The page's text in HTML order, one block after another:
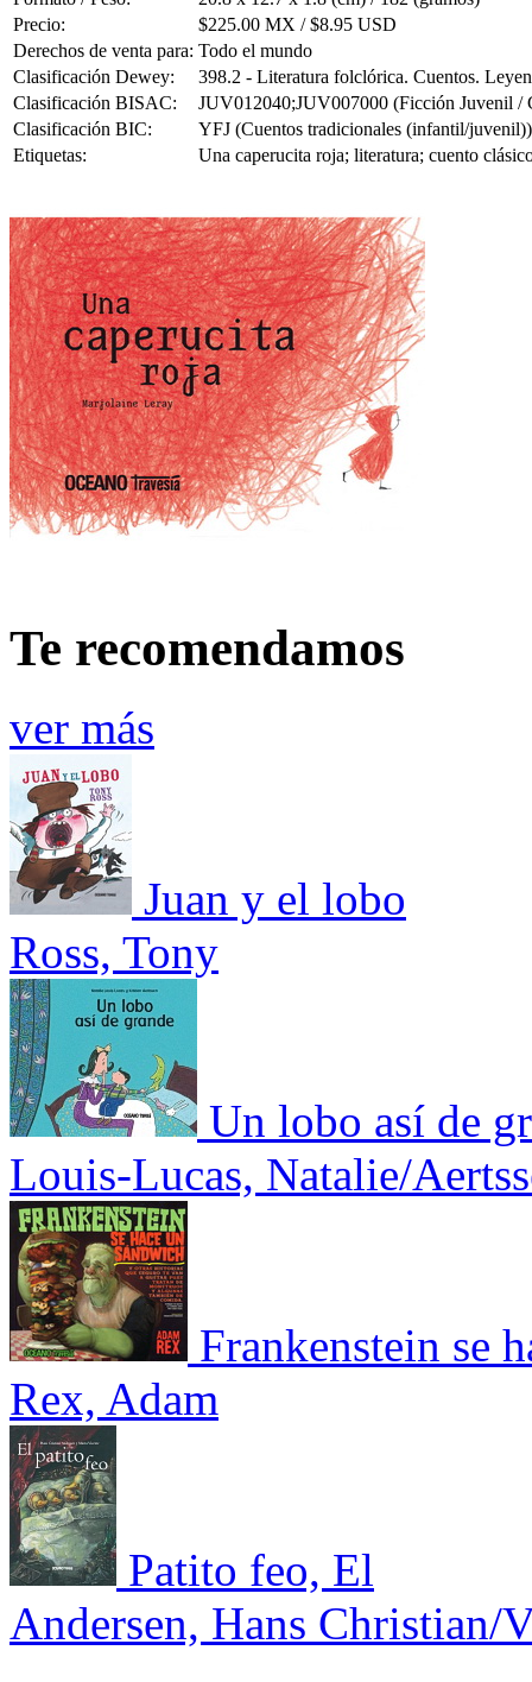
Precio:
$225.00 MX / $8.95 USD
Derechos de venta para: Todo el mundo
Clasificación Dewey:
398.2 - Literatura folclórica. Cuentos.
Clasificación BISAC:
JUV012040;JUV007000 (Ficción Juvenil /
Clasificación BIC:
YFJ (Cuentos tradicionales (infantil/juvenil))
Etiquetas:
Una caperucita roja; literatura; cuento
Te recomendamos
ver más
Juan y el lobo
Ross, Tony
Un lobo así de
Louis-Lucas, Natalie/
Frankenstein se
Rex, Adam
Patito feo, El
Andersen, Hans Christian/